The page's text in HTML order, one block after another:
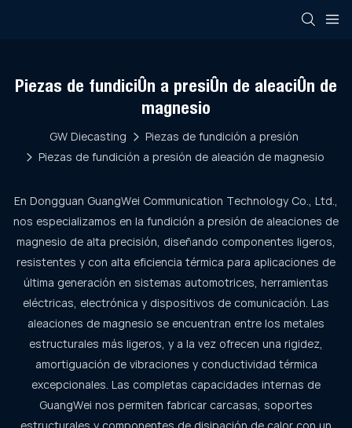
Piezas de fundición a presión de aleación de
magnesio
GW Diecasting
Piezas de fundición a presión
Piezas de fundición a presión de aleación de magnesio
En Dongguan GuangWei Communication Technology Co., Ltd.,
nos especializamos en la fundición a presión de aleaciones de
magnesio de alta precisión, diseñando componentes ligeros,
resistentes y con alta eficiencia térmica para aplicaciones de
última generación en sistemas automotrices, herramientas
eléctricas, electrónica y dispositivos de comunicación. Las
aleaciones de magnesio se encuentran entre los metales
estructurales más ligeros, y a la vez ofrecen una rigidez,
amortiguación de vibraciones y conductividad térmica
excepcionales. Las completas capacidades internas de
GuangWei nos permiten fabricar carcasas, soportes